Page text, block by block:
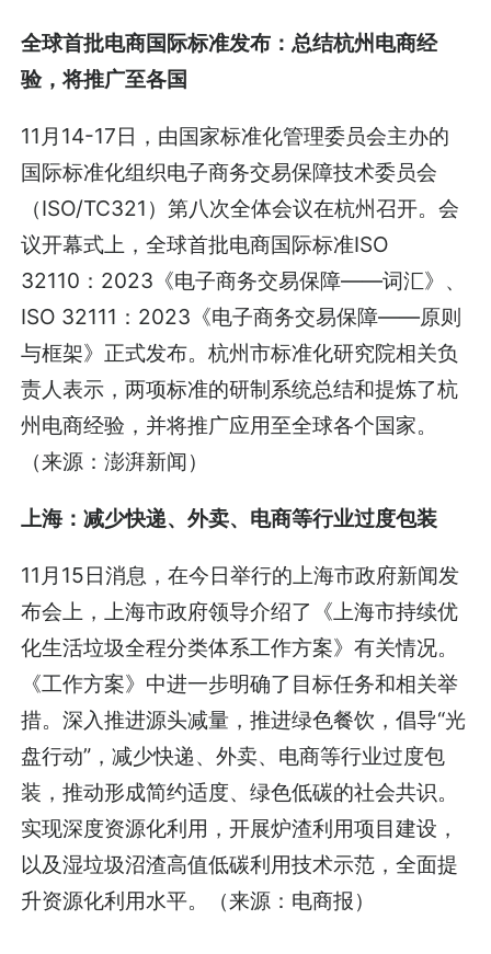
全球首批电商国际标准发布：总结杭州电商经
验，将推广至各国
11月14-17日，由国家标准化管理委员会主办的
国际标准化组织电子商务交易保障技术委员会
（ISO/TC321）第八次全体会议在杭州召开。会
议开幕式上，全球首批电商国际标准ISO
32110：2023《电子商务交易保障——词汇》、
ISO 32111：2023《电子商务交易保障——原则
与框架》正式发布。杭州市标准化研究院相关负
责人表示，两项标准的研制系统总结和提炼了杭
州电商经验，并将推广应用至全球各个国家。
（来源：澎湃新闻）
上海：减少快递、外卖、电商等行业过度包装
11月15日消息，在今日举行的上海市政府新闻发
布会上，上海市政府领导介绍了《上海市持续优
化生活垃圾全程分类体系工作方案》有关情况。
《工作方案》中进一步明确了目标任务和相关举
措。深入推进源头减量，推进绿色餐饮，倡导“光
盘行动”，减少快递、外卖、电商等行业过度包
装，推动形成简约适度、绿色低碳的社会共识。
实现深度资源化利用，开展炉渣利用项目建设，
以及湿垃圾沼渣高值低碳利用技术示范，全面提
升资源化利用水平。（来源：电商报）